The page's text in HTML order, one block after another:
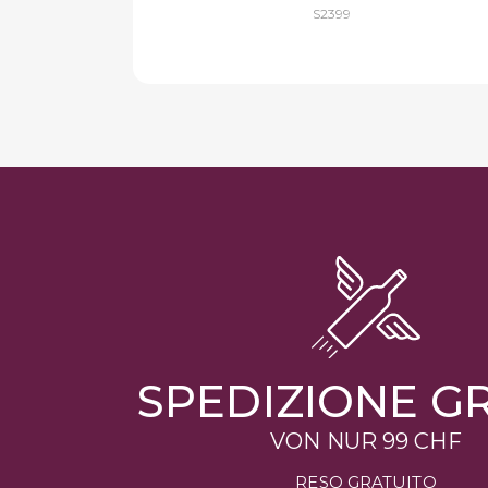
S2399
SPEDIZIONE
VON NUR99 CHF
RESO GRATUITO